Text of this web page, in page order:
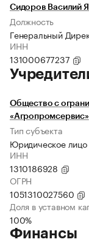
Сидоров Василий
Должность
Генеральный
ИНН
131000677237
Общество с
«Агропромсервис»
Тип субъекта
Юридическое
ИНН
1310186928
ОГРН
1051310027560
Доля в уставном
100%
Финансы